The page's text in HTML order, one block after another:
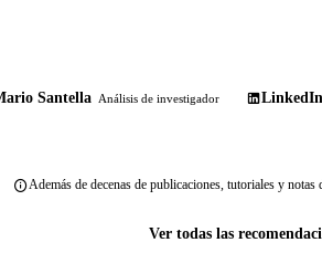
Santella Análisis de investigador LinkedIn
Además de decenas de publicaciones, tutoriales y
Ver todas las